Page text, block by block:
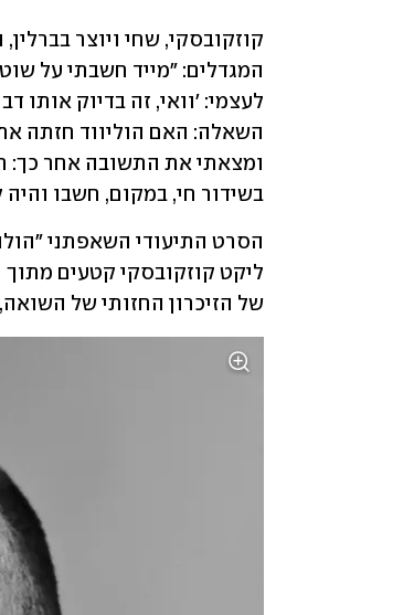
בשידור חי, במקום, חשבו
של הזיכרון החזותי של השואה,